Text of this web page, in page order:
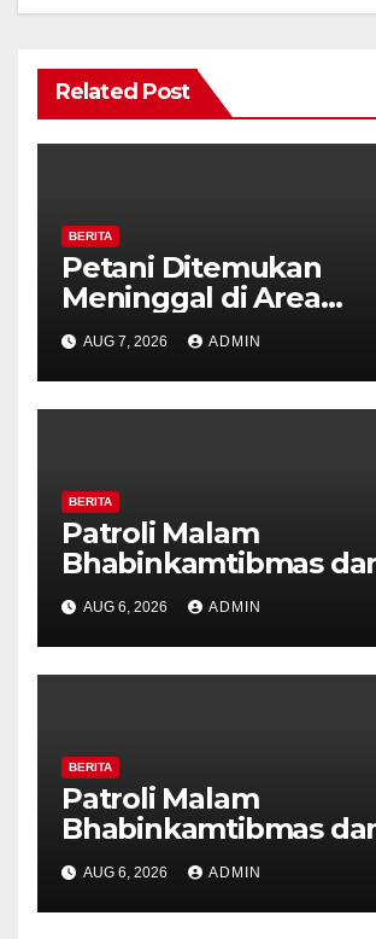
Related Post
BERITA
Petani Ditemukan
Meninggal di Area
Persawahan Kalibeji,
Pastikan Tidak Ada
Kekerasan
AUG 7, 2026 ADMIN
BERITA
Patroli Malam
Bhabinkamtibmas
Pilar Kelurahan
Perkuat Kamtibmas,
Diajak Aktifkan
AUG 6, 2026 ADMIN
BERITA
Patroli Malam
Bhabinkamtibmas
Pilar Kelurahan
Perkuat Kamtibmas,
Diajak Aktifkan
AUG 6, 2026 ADMIN